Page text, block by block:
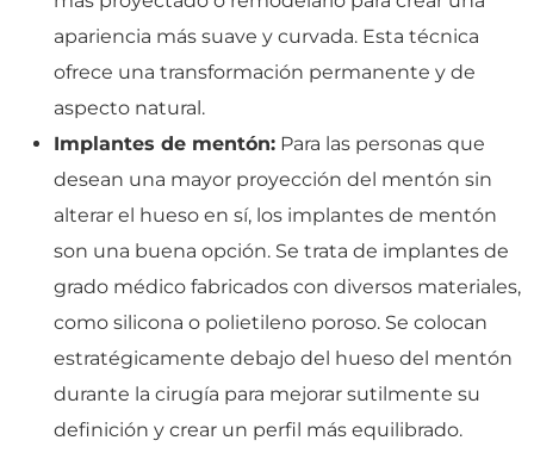
apariencia más suave y curvada. Esta técnica
ofrece una transformación permanente y de
aspecto natural.
Implantes de mentón: Para las personas que
desean una mayor proyección del mentón sin
alterar el hueso en sí, los implantes de mentón
son una buena opción. Se trata de implantes de
grado médico fabricados con diversos materiales,
como silicona o polietileno poroso. Se colocan
estratégicamente debajo del hueso del mentón
durante la cirugía para mejorar sutilmente su
definición y crear un perfil más equilibrado.